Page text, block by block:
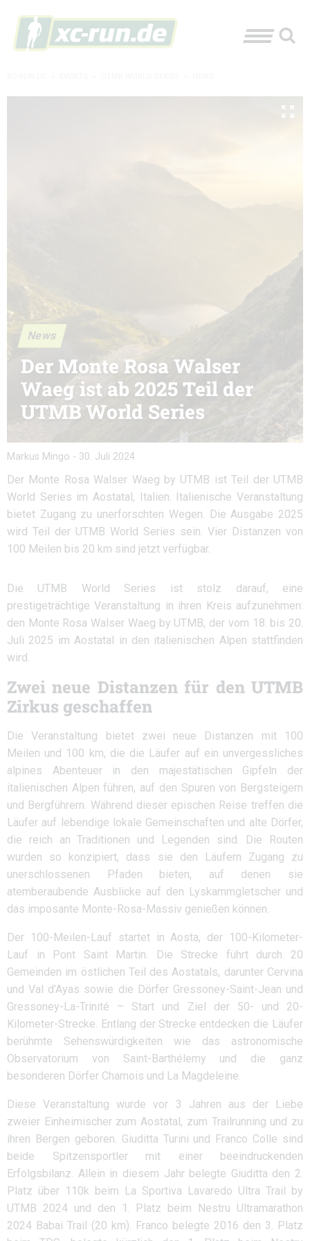
News
Der Monte Rosa Walser
Waeg ist ab 2025 Teil der
UTMB World Series
Markus Mingo - 30. Juli 2024
Der Monte Rosa Walser Waeg by UTMB ist Teil der UTMB
World Series im Aostatal, Italien. Italienische Veranstaltung
bietet Zugang zu unerforschten Wegen. Die Ausgabe 2025
wird Teil der UTMB World Series sein. Vier Distanzen von
100 Meilen bis 20 km sind jetzt verfügbar.
Die UTMB World Series ist stolz darauf, eine
prestigeträchtige Veranstaltung in ihren Kreis aufzunehmen:
den Monte Rosa Walser Waeg by UTMB, der vom 18. bis 20.
Juli 2025 im Aostatal in den italienischen Alpen stattfinden
wird.
Zwei neue Distanzen für den UTMB
Zirkus geschaffen
Die Veranstaltung bietet zwei neue Distanzen mit 100
Meilen und 100 km, die die Läufer auf ein unvergessliches
alpines Abenteuer in den majestätischen Gipfeln der
italienischen Alpen führen, auf den Spuren von Bergsteigern
und Bergführern. Während dieser epischen Reise treffen die
Läufer auf lebendige lokale Gemeinschaften und alte Dörfer,
die reich an Traditionen und Legenden sind. Die Routen
wurden so konzipiert, dass sie den Läufern Zugang zu
unerschlossenen Pfaden bieten, auf denen sie
atemberaubende Ausblicke auf den Lyskammgletscher und
das imposante Monte-Rosa-Massiv genießen können.
Der 100-Meilen-Lauf startet in Aosta, der 100-Kilometer-
Lauf in Pont Saint Martin. Die Strecke führt durch 20
Gemeinden im östlichen Teil des Aostatals, darunter Cervina
und Val d’Ayas sowie die Dörfer Gressoney-Saint-Jean und
Gressoney-La-Trinité – Start und Ziel der 50- und 20-
Kilometer-Strecke. Entlang der Strecke entdecken die Läufer
berühmte Sehenswürdigkeiten wie das astronomische
Observatorium von Saint-Barthélemy und die ganz
besonderen Dörfer Chamois und La Magdeleine.
Diese Veranstaltung wurde vor 3 Jahren aus der Liebe
zweier Einheimischer zum Aostatal, zum Trailrunning und zu
ihren Bergen geboren. Giuditta Turini und Franco Colle sind
beide Spitzensportler mit einer beeindruckenden
Erfolgsbilanz. Allein in diesem Jahr belegte Giuditta den 2.
Platz über 110k beim La Sportiva Lavaredo Ultra Trail by
UTMB 2024 und den 1. Platz beim Nestru Ultramarathon
2024 Babai Trail (20 km). Franco belegte 2016 den 3. Platz